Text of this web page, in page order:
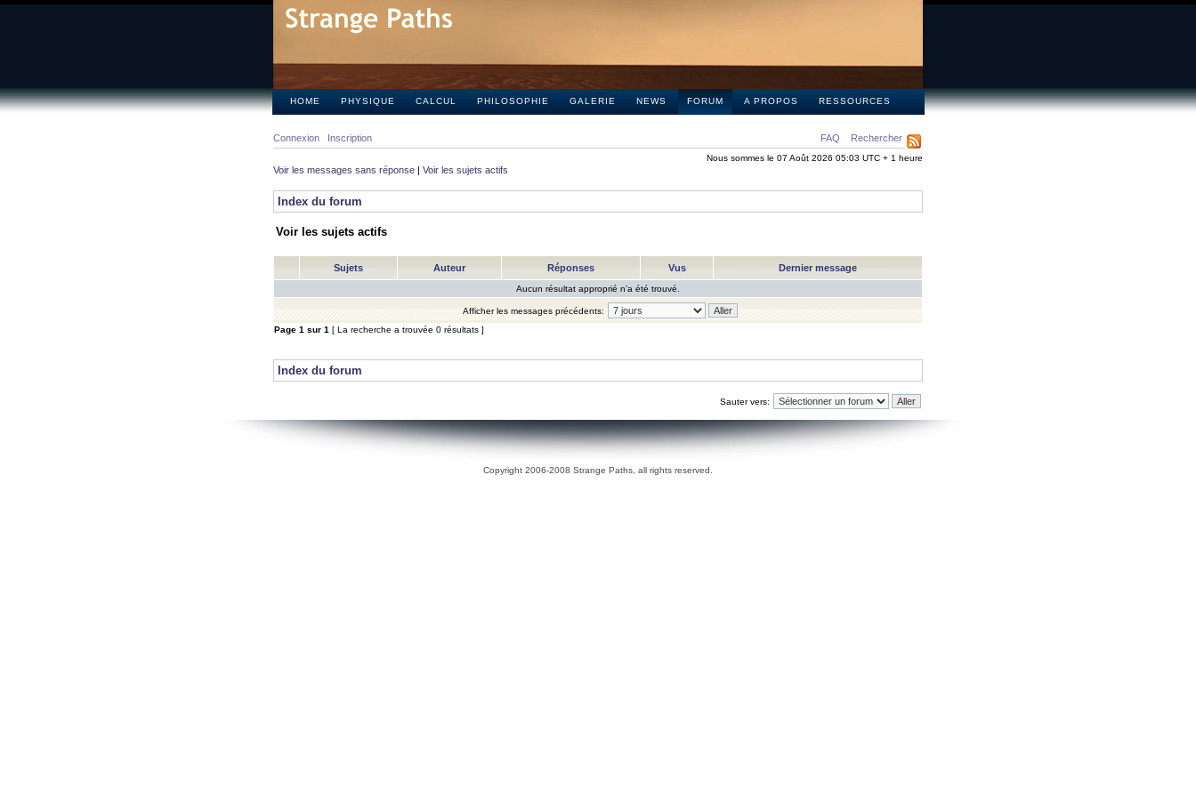
HOME PHYSIQUE CALCUL PHILOSOPHIE GALERIE NEWS FORUM A PROPOS RESSOURCES
FAQ Rechercher
Connexion Inscription
Nous sommes le 07 Août 2026 05:03 UTC + 1 heure
Voir les messages sans réponse | Voir les sujets actifs
Index du forum
Voir les sujets actifs
Sujets Auteur Réponses Vus Dernier message
Aucun résultat approprié n’a été trouvé.
Afficher les messages précédents:
Page 1 sur 1 [ La recherche a trouvée 0 résultats ]
Index du forum
Sauter vers:
Copyright 2006-2008 Strange Paths, all rights reserved.